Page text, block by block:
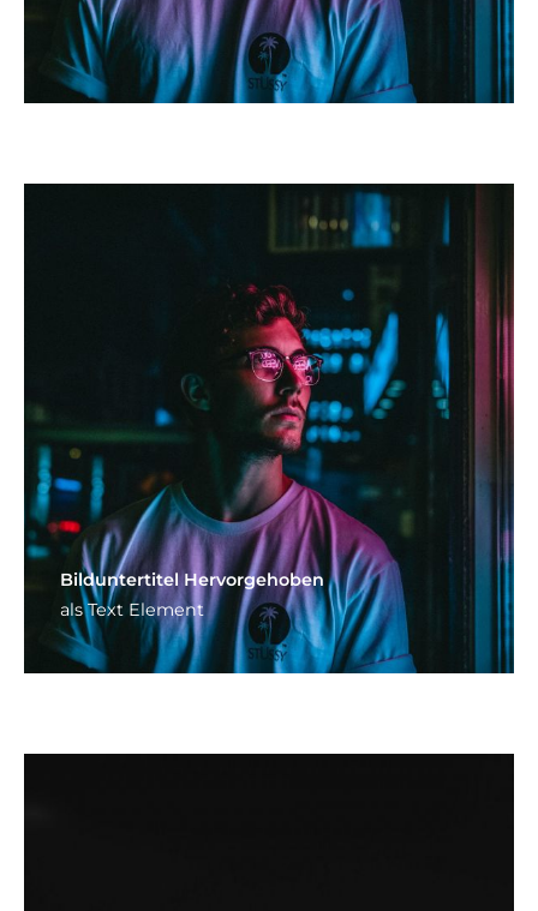
Bild­unter­titel Hervorgehoben
als Text Element